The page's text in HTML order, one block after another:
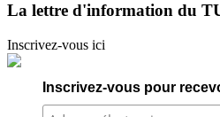
La lettre d'information du
Inscrivez-vous ici
Inscrivez-vous pour